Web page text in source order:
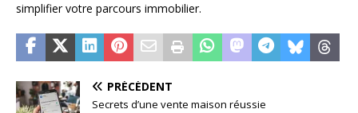
simplifier votre parcours immobilier.
PRÉCÉDENT
Secrets d’une vente maison réussie